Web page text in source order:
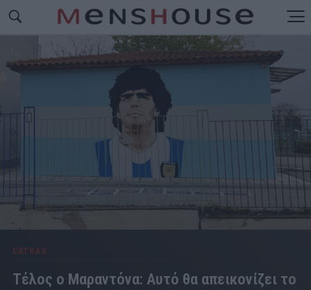
EXTRAS
Τέλος ο Μαραντόνα: Αυτό θα απεικονίζει το